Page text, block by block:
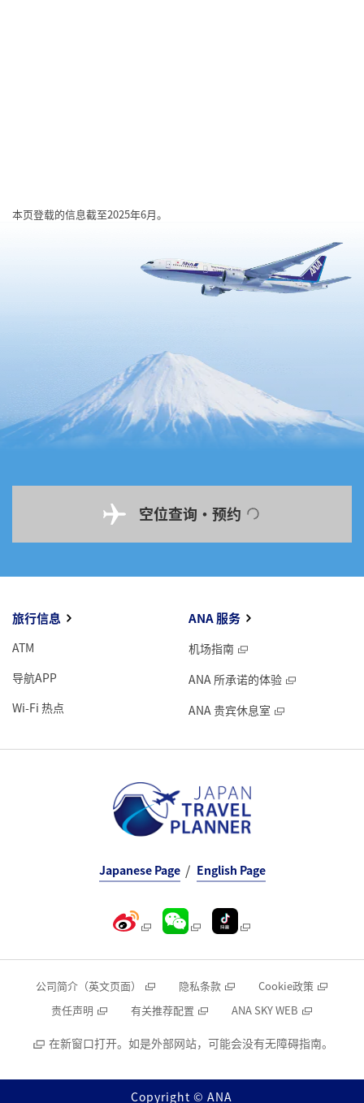
本页登载的信息截至2025年6月。
空位查询・预约
旅行信息
ATM
导航APP
Wi-Fi 热点
ANA 服务
机场指南
ANA 所承诺的体验
ANA 贵宾休息室
Japanese Page English Page
公司简介（英文页面） 隐私条款
Cookie政策
责任声明
有关推荐配置 ANA SKY WEB
在新窗口打开。如是外部网站，可能会没有无障碍指南。
Copyright © ANA